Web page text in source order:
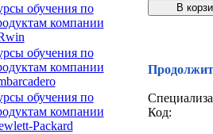
обучения по
компании
обучения по
компании
обучения по
компании
Packard
Код: